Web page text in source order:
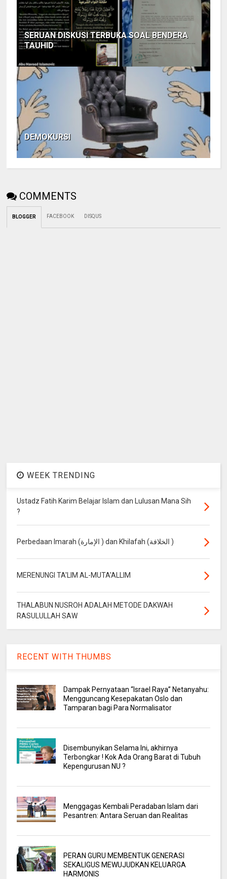
SERUAN DISKUSI TERBUKA SOAL BENDERA
TAUHID
DEMOKURSI
COMMENTS
BLOGGER FACEBOOK DISQUS
WEEK TRENDING
Ustadz Fatih Karim Belajar Islam dan Lulusan Mana Sih
?
Perbedaan Imarah (الإمارة ) dan Khilafah (الخلافة )
MERENUNGI TA'LIM AL-MUTA'ALLIM
THALABUN NUSROH ADALAH METODE DAKWAH
RASULULLAH SAW
RECENT WITH THUMBS
Dampak Pernyataan “Israel Raya” Netanyahu:
Mengguncang Kesepakatan Oslo dan
Tamparan bagi Para Normalisator
Disembunyikan Selama Ini, akhirnya
Terbongkar ! Kok Ada Orang Barat di Tubuh
Kepengurusan NU ?
Menggagas Kembali Peradaban Islam dari
Pesantren: Antara Seruan dan Realitas
PERAN GURU MEMBENTUK GENERASI
SEKALIGUS MEWUJUDKAN KELUARGA
HARMONIS